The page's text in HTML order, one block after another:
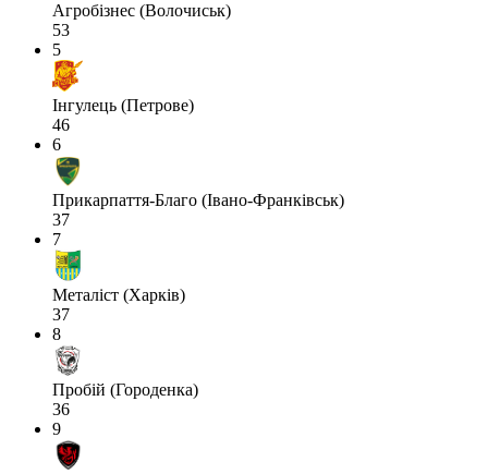
Агробізнес (Волочиськ)
53
5
Інгулець (Петрове)
46
6
Прикарпаття-Благо (Івано-Франківськ)
37
7
Металіст (Харків)
37
8
Пробій (Городенка)
36
9